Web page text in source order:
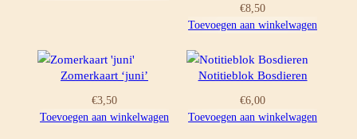
€8,50
Toevoegen aan winkelwagen
Zomerkaart ‘juni’
€3,50
Toevoegen aan winkelwagen
Notitieblok Bosdieren
€6,00
Toevoegen aan winkelwagen